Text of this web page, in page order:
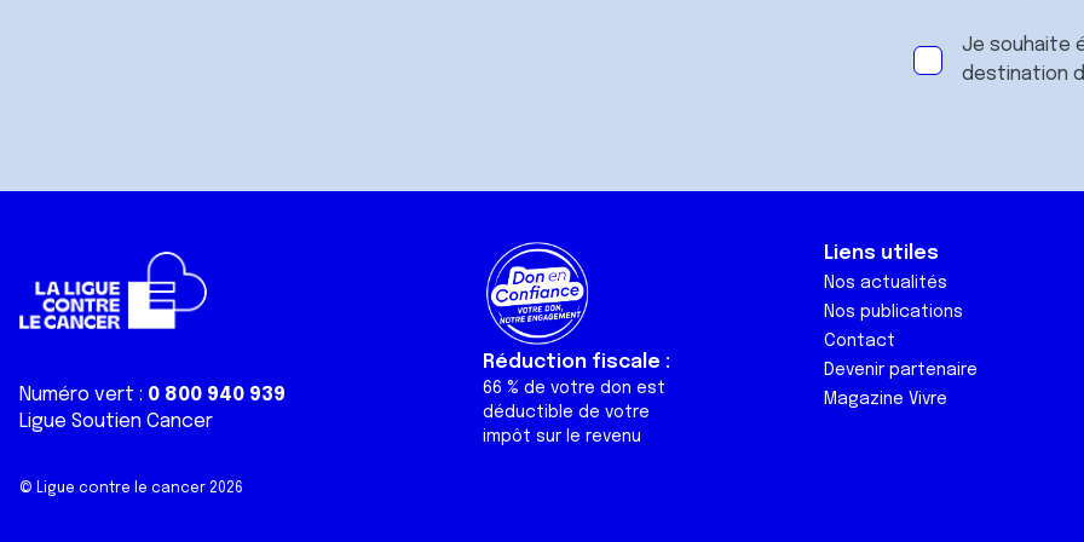
Je souhaite
destination
Numéro vert : 0 800 940 939
Ligue Soutien Cancer
Réduction fiscale :
66 % de votre don est
déductible de votre
impôt sur le revenu
Liens utiles
Nos actualités
Nos publications
Contact
Devenir partenaire
Magazine Vivre
© Ligue contre le cancer 2026